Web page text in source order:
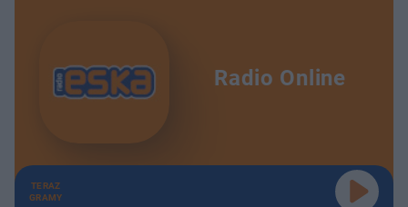
Radio Online
TERAZ
GRAMY